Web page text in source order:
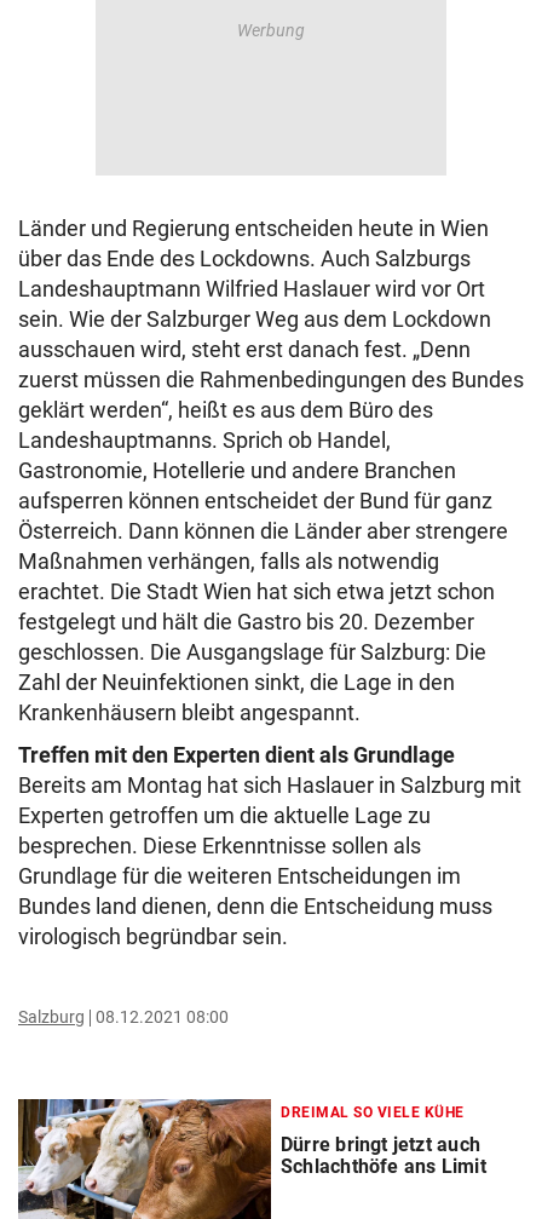
Länder und Regierung entscheiden heute in Wien
über das Ende des Lockdowns. Auch Salzburgs
Landeshauptmann Wilfried Haslauer wird vor Ort
sein. Wie der Salzburger Weg aus dem Lockdown
ausschauen wird, steht erst danach fest. „Denn
zuerst müssen die Rahmenbedingungen des Bundes
geklärt werden“, heißt es aus dem Büro des
Landeshauptmanns. Sprich ob Handel,
Gastronomie, Hotellerie und andere Branchen
aufsperren können entscheidet der Bund für ganz
Österreich. Dann können die Länder aber strengere
Maßnahmen verhängen, falls als notwendig
erachtet. Die Stadt Wien hat sich etwa jetzt schon
festgelegt und hält die Gastro bis 20. Dezember
geschlossen. Die Ausgangslage für Salzburg: Die
Zahl der Neuinfektionen sinkt, die Lage in den
Krankenhäusern bleibt angespannt.
Treffen mit den Experten dient als Grundlage
Bereits am Montag hat sich Haslauer in Salzburg mit
Experten getroffen um die aktuelle Lage zu
besprechen. Diese Erkenntnisse sollen als
Grundlage für die weiteren Entscheidungen im
Bundes land dienen, denn die Entscheidung muss
virologisch begründbar sein.
Salzburg 08.12.2021 08:00
DREIMAL SO VIELE KÜHE
Dürre bringt jetzt auch
Schlachthöfe ans Limit